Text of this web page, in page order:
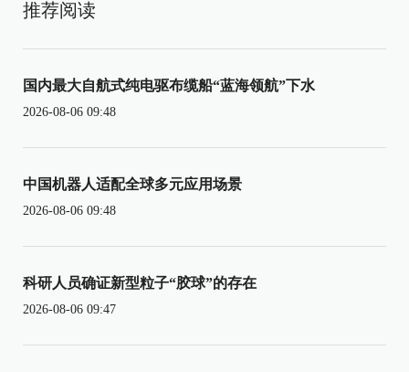
推荐阅读
国内最大自航式纯电驱布缆船“蓝海领航”下水
2026-08-06 09:48
中国机器人适配全球多元应用场景
2026-08-06 09:48
科研人员确证新型粒子“胶球”的存在
2026-08-06 09:47